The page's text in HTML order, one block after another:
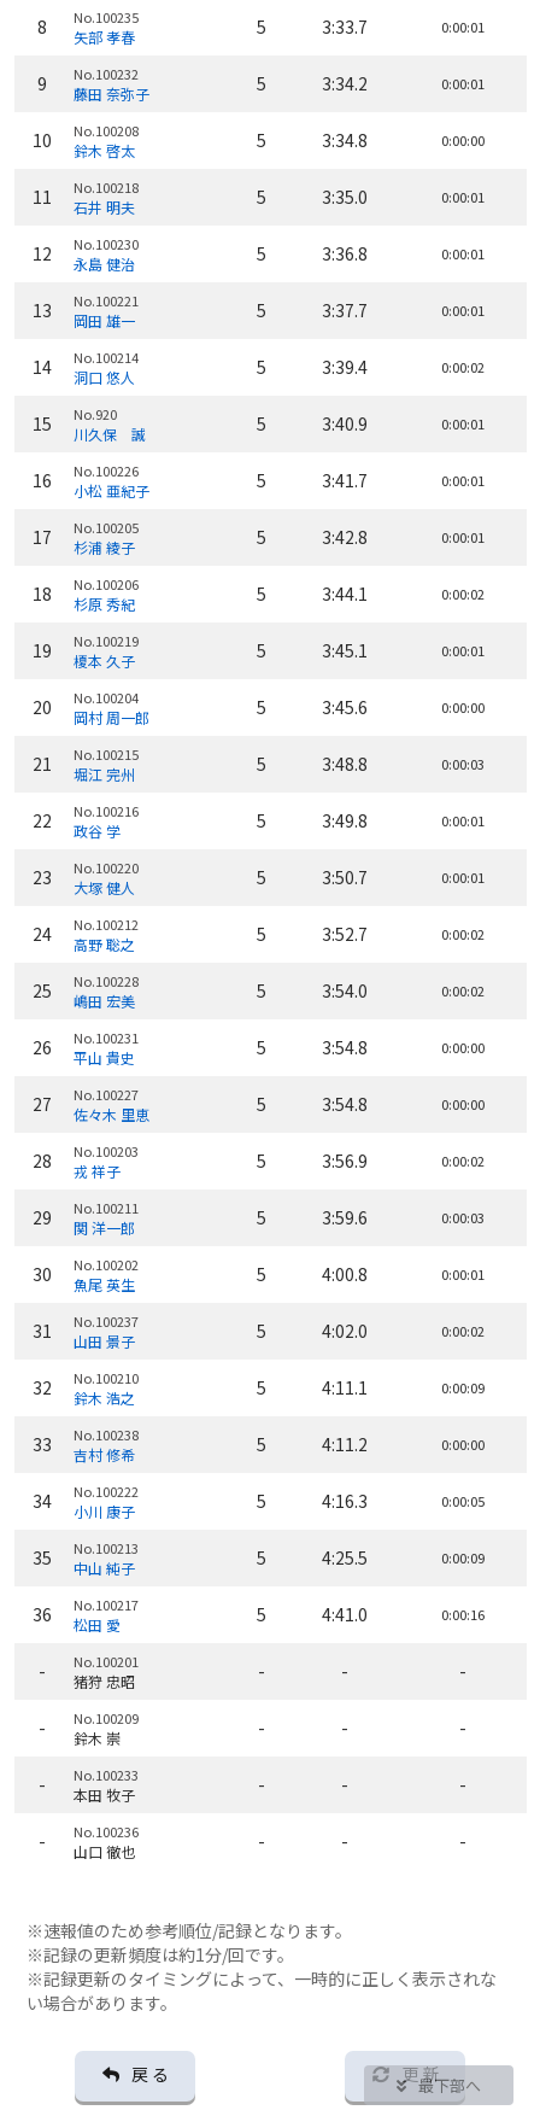
8 No.100235
矢部 孝春 5 3:33.7 0:00:01
9 No.100232
藤田 奈弥子 5 3:34.2 0:00:01
10 No.100208
鈴木 啓太 5 3:34.8 0:00:00
11 No.100218
石井 明夫 5 3:35.0 0:00:01
12 No.100230
永島 健治 5 3:36.8 0:00:01
13 No.100221
岡田 雄一 5 3:37.7 0:00:01
14 No.100214
洞口 悠人 5 3:39.4 0:00:02
15 No.920
川久保 誠 5 3:40.9 0:00:01
16 No.100226
小松 亜紀子 5 3:41.7 0:00:01
17 No.100205
杉浦 綾子 5 3:42.8 0:00:01
18 No.100206
杉原 秀紀 5 3:44.1 0:00:02
19 No.100219
榎本 久子 5 3:45.1 0:00:01
20 No.100204
岡村 周一郎 5 3:45.6 0:00:00
21 No.100215
堀江 完州 5 3:48.8 0:00:03
22 No.100216
政谷 学 5 3:49.8 0:00:01
23 No.100220
大塚 健人 5 3:50.7 0:00:01
24 No.100212
高野 聡之 5 3:52.7 0:00:02
25 No.100228
嶋田 宏美 5 3:54.0 0:00:02
26 No.100231
平山 貴史 5 3:54.8 0:00:00
27 No.100227
佐々木 里恵 5 3:54.8 0:00:00
28 No.100203
戎 祥子 5 3:56.9 0:00:02
29 No.100211
関 洋一郎 5 3:59.6 0:00:03
30 No.100202
魚尾 英生 5 4:00.8 0:00:01
31 No.100237
山田 景子 5 4:02.0 0:00:02
32 No.100210
鈴木 浩之 5 4:11.1 0:00:09
33 No.100238
吉村 修希 5 4:11.2 0:00:00
34 No.100222
小川 康子 5 4:16.3 0:00:05
35 No.100213
中山 純子 5 4:25.5 0:00:09
36 No.100217
松田 愛 5 4:41.0 0:00:16
- No.100201
猪狩 忠昭 - - -
- No.100209
鈴木 崇 - - -
- No.100233
本田 牧子 - - -
- No.100236
山口 徹也 - - -
※速報値のため参考順位/記録となります。
※記録の更新頻度は約1分/回です。
※記録更新のタイミングによって、一時的に正しく表示されな
い場合があります。
戻 る 更 新
最下部へ